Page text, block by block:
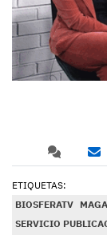
ETIQUETAS:
BIOSFERATV
SERVICIO